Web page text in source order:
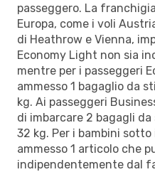
passeggero. La
Europa, come i voli
di Heathrow e Vienna,
Economy Light non sia
mentre per i passeggeri
ammesso 1 bagaglio da
kg. Ai passeggeri
di imbarcare 2 bagagli
32 kg. Per i bambini
ammesso 1 articolo che
indipendentemente dal